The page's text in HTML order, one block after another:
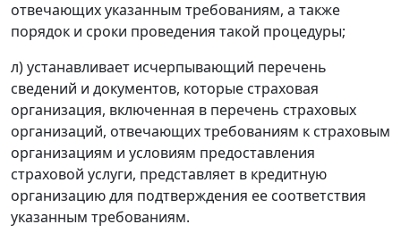
отвечающих указанным требованиям, а также
порядок и сроки проведения такой процедуры;
л) устанавливает исчерпывающий перечень
сведений и документов, которые страховая
организация, включенная в перечень страховых
организаций, отвечающих требованиям к страховым
организациям и условиям предоставления
страховой услуги, представляет в кредитную
организацию для подтверждения ее соответствия
указанным требованиям.